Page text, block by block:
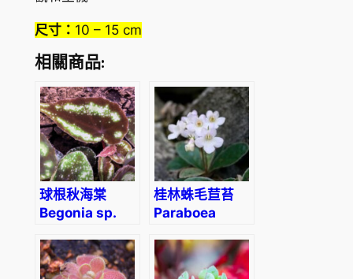
尺寸： 10 – 15 cm
相關商品:
球根秋海棠
Begonia sp.
桂林蛛毛苣苔
Paraboea